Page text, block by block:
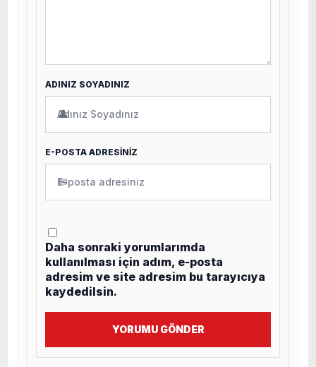
ADINIZ SOYADINIZ
👤
E-POSTA ADRESİNİZ
✉
Daha sonraki yorumlarımda
kullanılması için adım, e-posta
adresim ve site adresim bu tarayıcıya
kaydedilsin.
YORUMU GÖNDER